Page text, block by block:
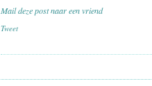
Mail deze post naar een vriend
Tweet